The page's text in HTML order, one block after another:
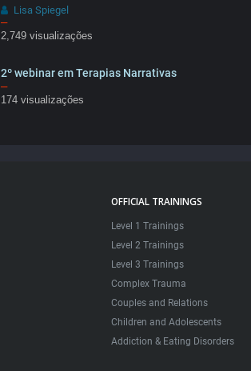
Lisa Spiegel
–
2,749 visualizações
2º webinar em Terapias Narrativas
–
174 visualizações
OFFICIAL TRAININGS
Level 1 Trainings
Level 2 Trainings
Level 3 Trainings
Complex Trauma
Couples and Relations
Children and Adolescents
Addiction & Eating Disorders